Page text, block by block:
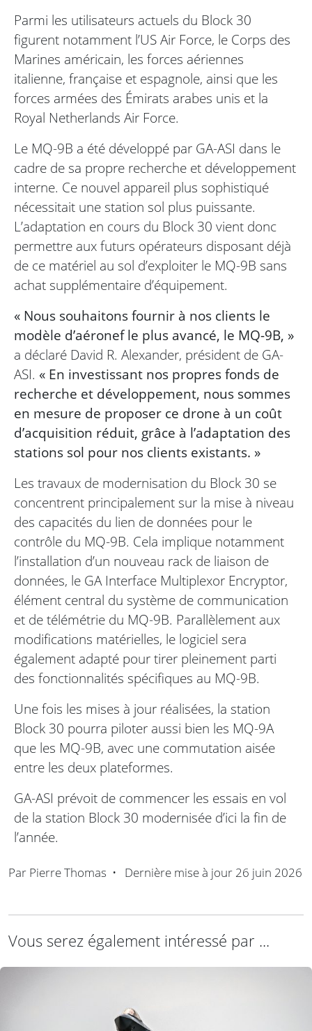
Parmi les utilisateurs actuels du Block 30
figurent notamment l’US Air Force, le Corps des
Marines américain, les forces aériennes
italienne, française et espagnole, ainsi que les
forces armées des Émirats arabes unis et la
Royal Netherlands Air Force.
Le MQ-9B a été développé par GA-ASI dans le
cadre de sa propre recherche et développement
interne. Ce nouvel appareil plus sophistiqué
nécessitait une station sol plus puissante.
L’adaptation en cours du Block 30 vient donc
permettre aux futurs opérateurs disposant déjà
de ce matériel au sol d’exploiter le MQ-9B sans
achat supplémentaire d’équipement.
« Nous souhaitons fournir à nos clients le
modèle d’aéronef le plus avancé, le MQ-9B, »
a déclaré David R. Alexander, président de GA-
ASI. « En investissant nos propres fonds de
recherche et développement, nous sommes
en mesure de proposer ce drone à un coût
d’acquisition réduit, grâce à l’adaptation des
stations sol pour nos clients existants. »
Les travaux de modernisation du Block 30 se
concentrent principalement sur la mise à niveau
des capacités du lien de données pour le
contrôle du MQ-9B. Cela implique notamment
l’installation d’un nouveau rack de liaison de
données, le GA Interface Multiplexor Encryptor,
élément central du système de communication
et de télémétrie du MQ-9B. Parallèlement aux
modifications matérielles, le logiciel sera
également adapté pour tirer pleinement parti
des fonctionnalités spécifiques au MQ-9B.
Une fois les mises à jour réalisées, la station
Block 30 pourra piloter aussi bien les MQ-9A
que les MQ-9B, avec une commutation aisée
entre les deux plateformes.
GA-ASI prévoit de commencer les essais en vol
de la station Block 30 modernisée d’ici la fin de
l’année.
Par Pierre Thomas • Dernière mise à jour 26 juin 2026
Vous serez également intéressé par ...